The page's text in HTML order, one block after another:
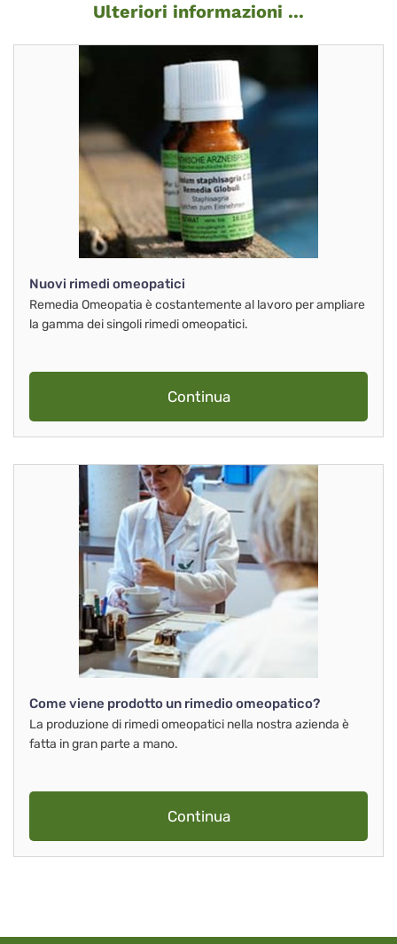
Ulteriori informazioni ...
Nuovi rimedi omeopatici
Remedia Omeopatia è costantemente al lavoro per ampliare
la gamma dei singoli rimedi omeopatici.
Continua
Come viene prodotto un rimedio omeopatico?
La produzione di rimedi omeopatici nella nostra azienda è
fatta in gran parte a mano.
Continua